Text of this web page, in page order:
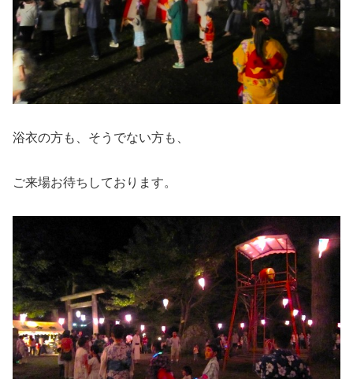
浴衣の方も、そうでない方も、
ご来場お待ちしております。